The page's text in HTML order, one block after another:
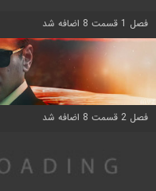
فصل 1 قسمت 8 اضافه شد
فصل 2 قسمت 8 اضافه شد